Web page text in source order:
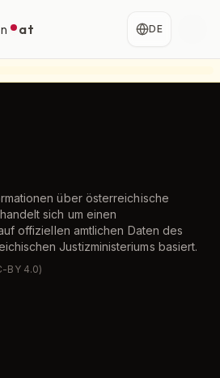
at DE
über österreichische
sich um einen
offiziellen amtlichen Daten des
Justizministeriums basiert.
BY 4.0)